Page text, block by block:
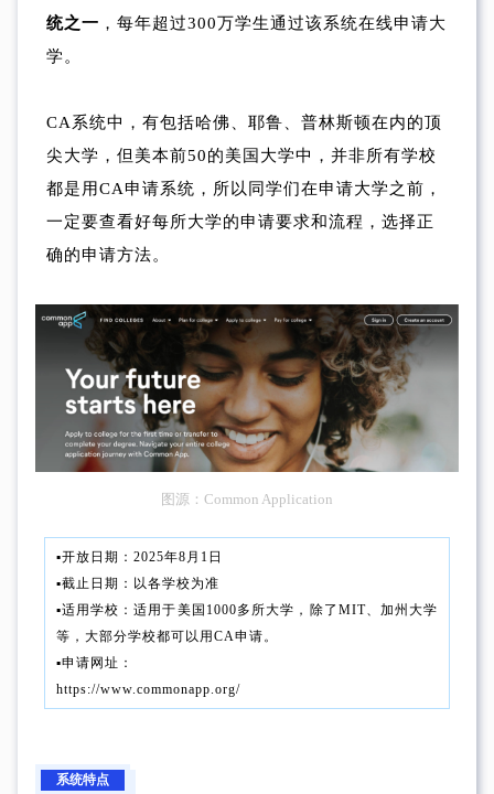
统之一 ，每年超过300万学生通过该系统在线申请大
学。
CA系统中，有包括哈佛、耶鲁、普林斯顿在内的顶
尖大学，但美本前50的美国大学中，并非所有学校
都是用CA申请系统，所以同学们在申请大学之前，
一定要查看好每所大学的申请要求和流程，选择正
确的申请方法。
图源：Common Application
▪︎开放日期：2025年8月1日
▪︎截止日期：以各学校为准
▪︎适用学校：适用于美国1000多所大学，除了MIT、加州大学
等，大部分学校都可以用CA申请。
▪︎申请网址：
https://www.commonapp.org/
系统特点